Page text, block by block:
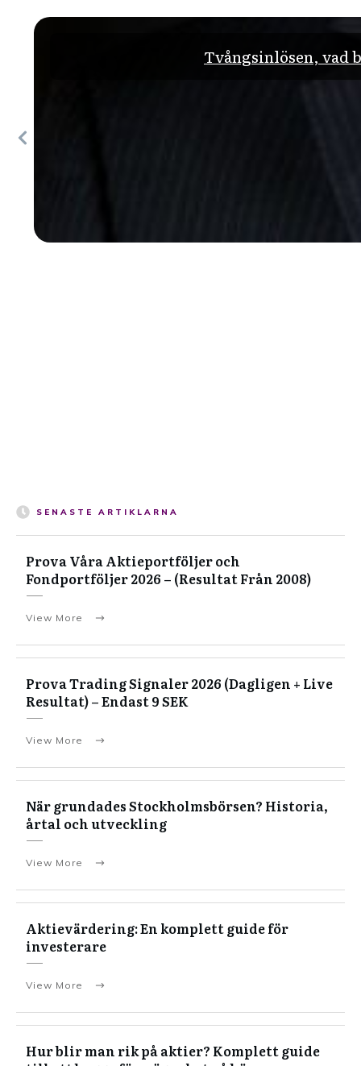
Tvångsinlösen, vad
SENASTE ARTIKLARNA
Prova Våra Aktieportföljer och
Fondportföljer 2026 – (Resultat Från 2008)
View More
Prova Trading Signaler 2026 (Dagligen + Live
Resultat) – Endast 9 SEK
View More
När grundades Stockholmsbörsen? Historia,
årtal och utveckling
View More
Aktievärdering: En komplett guide för
investerare
View More
Hur blir man rik på aktier? Komplett guide